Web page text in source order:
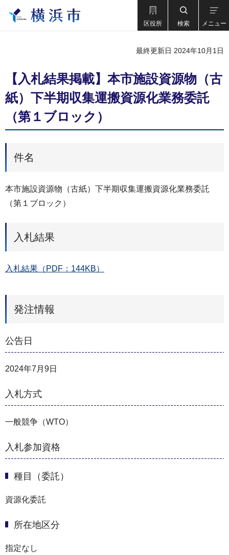
区役所 検索 メニュー
最終更新日 2024年10月1日
【⼊札結果掲載】本市施設資源物（古
紙）下半期収集運搬資源化業務委託
（第１ブロック）
件名
本市施設資源物（古紙）下半期収集運搬資源化業務委託
（第１ブロック）
入札結果
入札結果（PDF：144KB）
発注情報
公告日
2024年7月9日
入札方式
一般競争（WTO）
入札参加資格
種目（委託）
資源化委託
所在地区分
指定なし